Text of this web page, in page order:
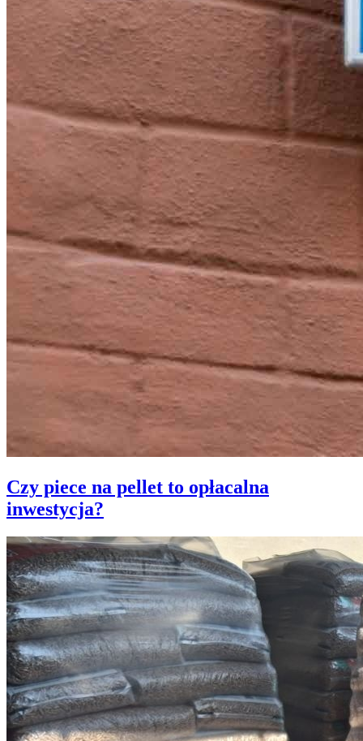
Czy piece na pellet to opłacalna
inwestycja?